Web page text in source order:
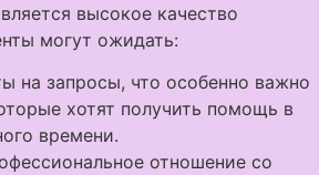
высокое качество
могут ожидать:
на запросы, что особенно важно
хотят получить помощь в
времени.
отношение со